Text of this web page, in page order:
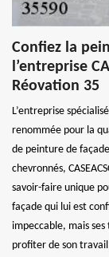
Confiez la
l’entreprise
Réovation 35
L’entreprise
renommée pour la
de peinture de
chevronnés,
savoir-faire unique
façade qui lui est
impeccable, mais ses
profiter de son